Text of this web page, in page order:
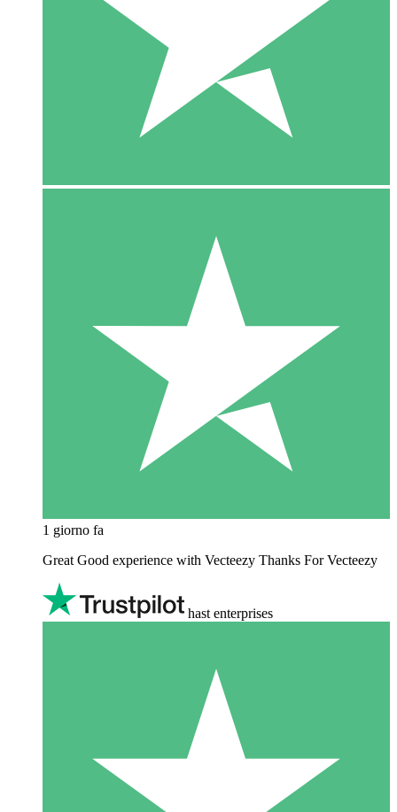
1 giorno fa
Great Good experience with Vecteezy Thanks For Vecteezy
hast enterprises